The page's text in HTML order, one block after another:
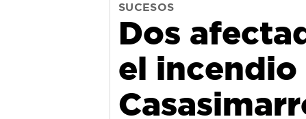
SUCESOS
Dos
el incendio